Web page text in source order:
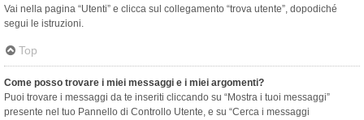
Vai nella pagina “Utenti” e clicca sul collegamento “trova utente”, dopodiché
segui le istruzioni.
Top
Come posso trovare i miei messaggi e i miei argomenti?
Puoi trovare i messaggi da te inseriti cliccando su “Mostra i tuoi messaggi”
presente nel tuo Pannello di Controllo Utente, e su “Cerca i messaggi